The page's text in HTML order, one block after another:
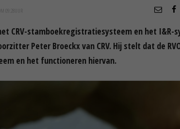
09:28
CRV-stamboekregistratiesysteem en het I&R-
Peter Broeckx van CRV. Hij stelt dat de
en het functioneren hiervan.